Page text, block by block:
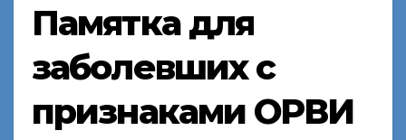
Памятка для
заболевших с
признаками ОРВИ